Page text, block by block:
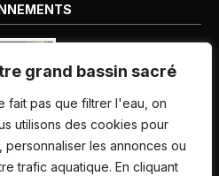
grand bassin sacré
fait pas que filtrer l'eau, on
utilisons des cookies pour
les annonces ou
trafic aquatique. En cliquant
parutions